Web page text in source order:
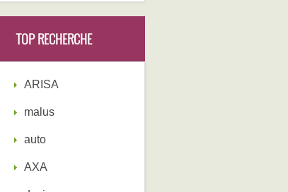
TOP RECHERCHE
ARISA
malus
auto
AXA